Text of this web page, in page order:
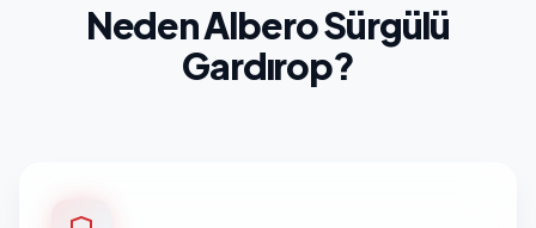
Neden Albero Sürgülü
Gardırop?